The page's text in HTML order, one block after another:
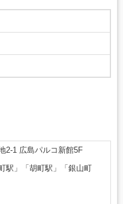
2-1 広島パルコ新館5F
駅」「胡町駅」「銀山町